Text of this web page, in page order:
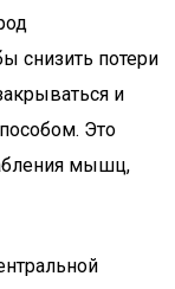
снизить потери
и
Это
мышц,